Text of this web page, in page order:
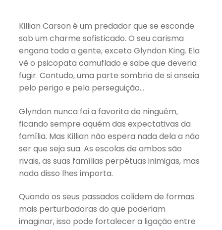
Killian Carson é um predador que se esconde
sob um charme sofisticado. O seu carisma
engana toda a gente, exceto Glyndon King. Ela
vê o psicopata camuflado e sabe que deveria
fugir. Contudo, uma parte sombria de si anseia
pelo perigo e pela perseguição…
Glyndon nunca foi a favorita de ninguém,
ficando sempre aquém das expectativas da
família. Mas Killian não espera nada dela a não
ser que seja sua. As escolas de ambos são
rivais, as suas famílias perpétuas inimigas, mas
nada disso lhes importa.
Quando os seus passados colidem de formas
mais perturbadoras do que poderiam
imaginar, isso pode fortalecer a ligação entre